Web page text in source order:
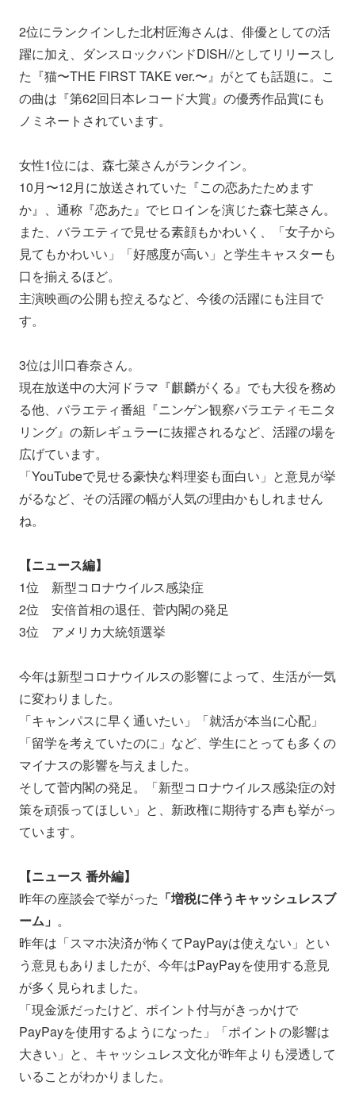
2位にランクインした北村匠海さんは、俳優としての活
躍に加え、ダンスロックバンドDISH//としてリリースし
た『猫〜THE FIRST TAKE ver.〜』がとても話題に。こ
の曲は『第62回日本レコード大賞』の優秀作品賞にも
ノミネートされています。
女性1位には、森七菜さんがランクイン。
10月〜12月に放送されていた『この恋あたためます
か』、通称『恋あた』でヒロインを演じた森七菜さん。
また、バラエティで見せる素顔もかわいく、「女子から
見てもかわいい」「好感度が高い」と学生キャスターも
口を揃えるほど。
主演映画の公開も控えるなど、今後の活躍にも注目で
す。
3位は川口春奈さん。
現在放送中の大河ドラマ『麒麟がくる』でも大役を務め
る他、バラエティ番組『ニンゲン観察バラエティモニタ
リング』の新レギュラーに抜擢されるなど、活躍の場を
広げています。
「YouTubeで見せる豪快な料理姿も面白い」と意見が挙
がるなど、その活躍の幅が人気の理由かもしれません
ね。
【ニュース編】
1位 新型コロナウイルス感染症
2位 安倍首相の退任、菅内閣の発足
3位 アメリカ大統領選挙
今年は新型コロナウイルスの影響によって、生活が一気
に変わりました。
「キャンパスに早く通いたい」「就活が本当に心配」
「留学を考えていたのに」など、学生にとっても多くの
マイナスの影響を与えました。
そして菅内閣の発足。「新型コロナウイルス感染症の対
策を頑張ってほしい」と、新政権に期待する声も挙がっ
ています。
【ニュース 番外編】
昨年の座談会で挙がった 「増税に伴うキャッシュレスブ
ーム」 。
昨年は「スマホ決済が怖くてPayPayは使えない」とい
う意見もありましたが、今年はPayPayを使用する意見
が多く見られました。
「現金派だったけど、ポイント付与がきっかけで
PayPayを使用するようになった」「ポイントの影響は
大きい」と、キャッシュレス文化が昨年よりも浸透して
いることがわかりました。